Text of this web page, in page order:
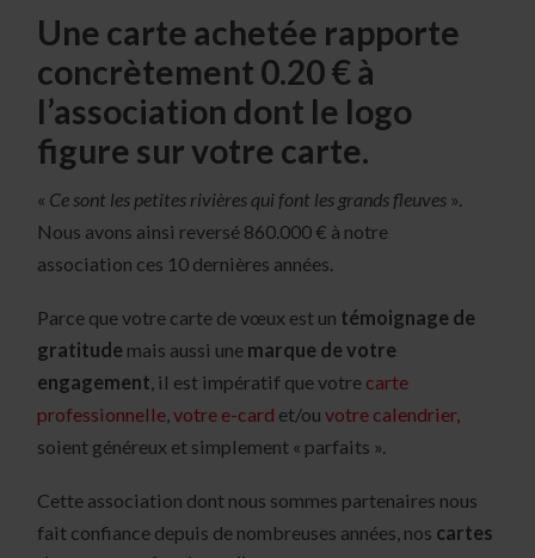
Une carte achetée rapporte
concrètement 0.20 €à
l’association dont le logo
figure sur votre carte.
« Ce sont les petites rivières qui font les grands fleuves ».
Nous avons ainsi reversé 860.000 € à notre
association ces 10 dernières années.
Parce que votre carte de vœux est un témoignage de
gratitude mais aussi une marque de votre
engagement, il est impératif que votre carte
professionnelle,votre e-card et/ouvotre calendrier,
soient généreux et simplement « parfaits ».
Cette association dont nous sommes partenaires nous
fait confiance depuis de nombreuses années, nos cartes